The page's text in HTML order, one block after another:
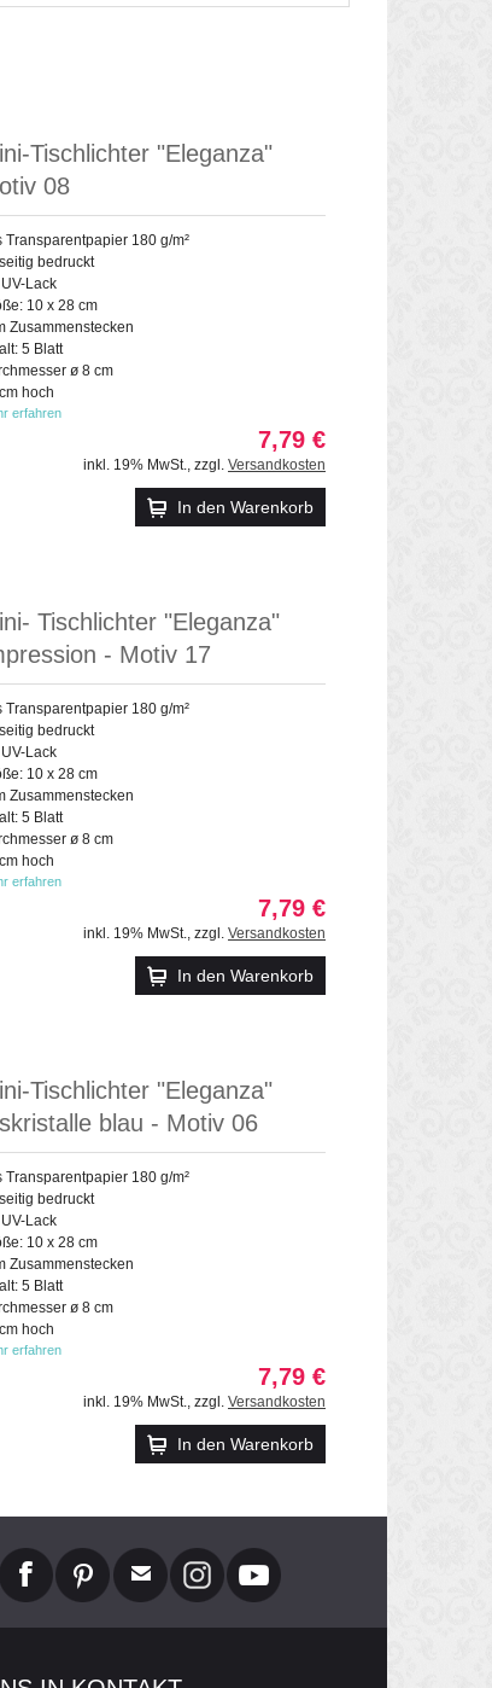
Tischlichter "Eleganza"
08
Transparentpapier 180 g/m²
bedruckt
Lack
10 x 28 cm
Zusammenstecken
5 Blatt
ø 8 cm
hoch
erfahren
7,79 €
inkl. 19% MwSt., zzgl. Versandkosten
In den Warenkorb
Tischlichter "Eleganza"
- Motiv 17
Transparentpapier 180 g/m²
bedruckt
Lack
10 x 28 cm
Zusammenstecken
5 Blatt
ø 8 cm
hoch
erfahren
7,79 €
inkl. 19% MwSt., zzgl. Versandkosten
In den Warenkorb
Tischlichter "Eleganza"
blau - Motiv 06
Transparentpapier 180 g/m²
bedruckt
Lack
10 x 28 cm
Zusammenstecken
5 Blatt
ø 8 cm
hoch
erfahren
7,79 €
inkl. 19% MwSt., zzgl. Versandkosten
In den Warenkorb